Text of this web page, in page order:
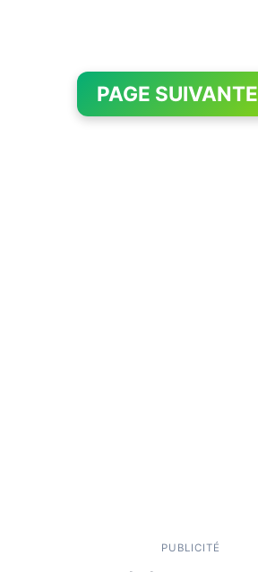
PAGE SUIVANTE
PUBLICITÉ